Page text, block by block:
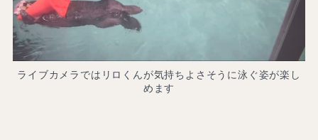
ライブカメラではリロくんが気持ちよさそうに泳ぐ姿が楽し
めます